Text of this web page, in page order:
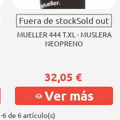
Fuera de stockSold out
MUELLER 444 T.XL - MUSLERA
NEOPRENO
32,05 €
Ver más
-6 de 6 artículo(s)